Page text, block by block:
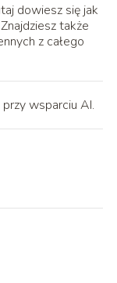
dowiesz się jak
także
z całego
wsparciu AI.